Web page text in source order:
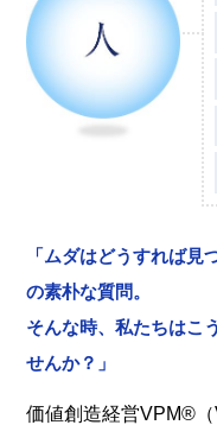
「ムダはどうすれば
の素朴な質問。
そんな時、私たちはこ
せんか？」
価値創造経営VPM®（